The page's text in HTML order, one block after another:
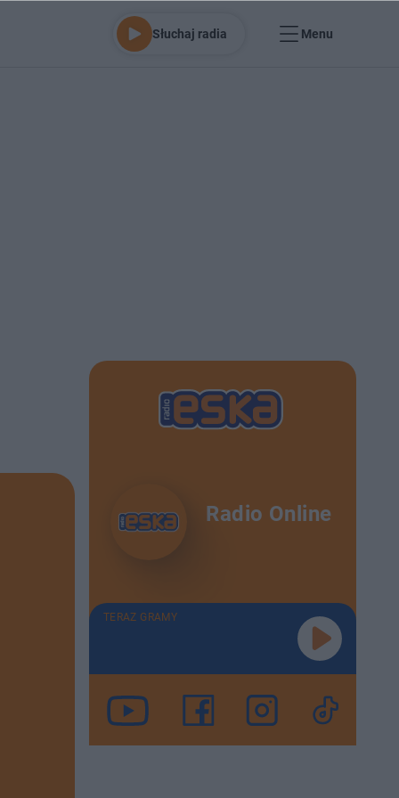
Słuchaj radia Menu
Radio Online
TERAZ GRAMY